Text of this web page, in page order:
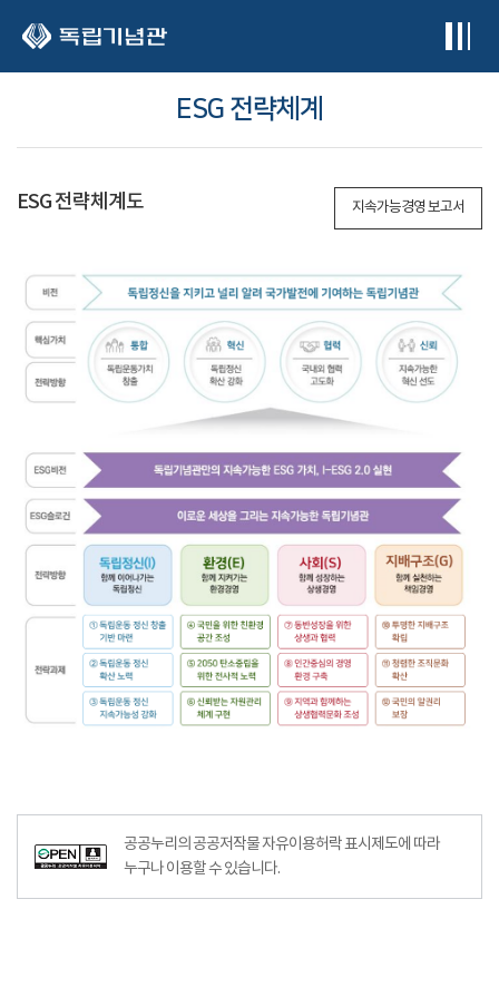
ESG 전략체계
ESG 전략체계도 지속가능경영 보고서
공공누리의 공공저작물 자유이용허락 표시제도에 따라
누구나 이용할 수 있습니다.